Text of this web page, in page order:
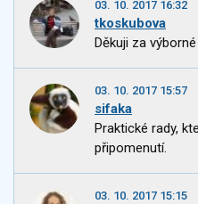
03. 10. 2017 16:32
tkoskubova
Děkuji za
03. 10. 2017 15:57
sifaka
Praktické rady,
připomenutí.
03. 10. 2017 15:15